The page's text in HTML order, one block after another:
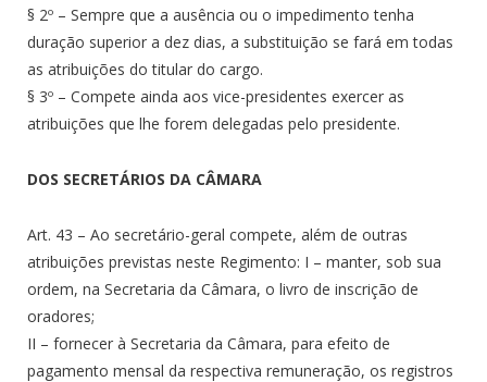
§ 2º – Sempre que a ausência ou o impedimento tenha
duração superior a dez dias, a substituição se fará em todas
as atribuições do titular do cargo.
§ 3º – Compete ainda aos vice-presidentes exercer as
atribuições que lhe forem delegadas pelo presidente.
DOS SECRETÁRIOS DA CÂMARA
Art. 43 – Ao secretário-geral compete, além de outras
atribuições previstas neste Regimento: I – manter, sob sua
ordem, na Secretaria da Câmara, o livro de inscrição de
oradores;
II – fornecer à Secretaria da Câmara, para efeito de
pagamento mensal da respectiva remuneração, os registros